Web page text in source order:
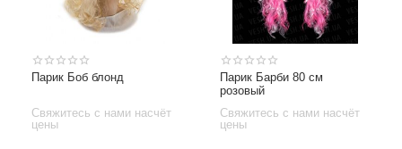
Парик Боб блонд
Свяжитесь с нами насчёт
цены
Парик Барби 80 см
розовый
Свяжитесь с нами насчёт
цены